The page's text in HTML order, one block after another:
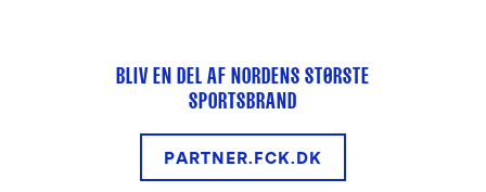
BLIV EN DEL AF NORDENS STØRSTE
SPORTSBRAND
PARTNER.FCK.DK